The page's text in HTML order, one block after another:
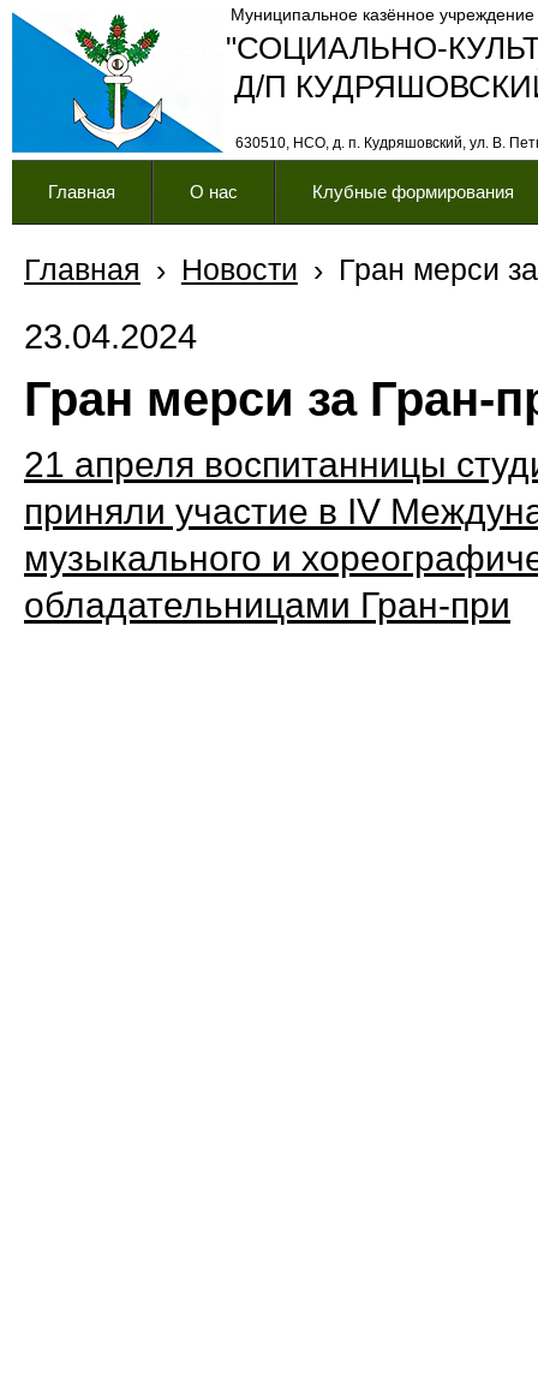
"СОЦИАЛЬНО-
630510, НСО, д. п. Кудряшовский, ул. В.
Муниципальное казённое учреждение
Д/П
Главная О нас Клубные формирования
Главная › Новости › Гран мерси
23.04.2024
Гран мерси за Гран-
21 апреля воспитанницы
приняли участие в IV
музыкального и
обладательницами Гран-при